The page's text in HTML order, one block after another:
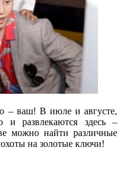
– ваш! В июле и августе,
и развлекаются здесь –
можно найти различные
на золотые ключи!